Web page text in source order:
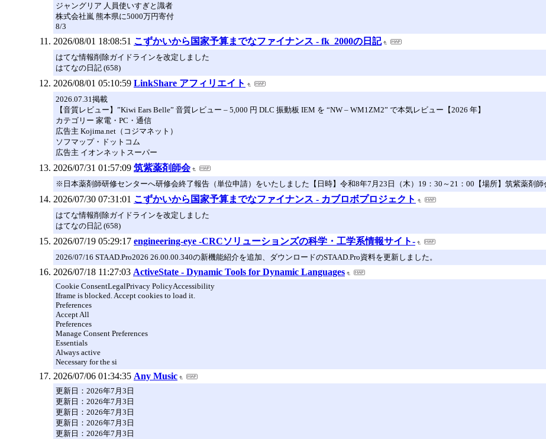
ジャングリア 人員使いすぎと識者
株式会社嵐 熊本県に5000万円寄付
8/3
2026/08/01 18:08:51 こずかいから国家予算までなファイナンス - fk_2000の日記
はてな情報削除ガイドラインを改定しました
はてなの日記 (658)
2026/08/01 05:10:59 LinkShare アフィリエイト
2026.07.31掲載
【音質レビュー】”Kiwi Ears Belle” 音質レビュー – 5,000 円 DLC 振動板 IEM を “NW – WM1ZM2” で本気レビュー【2026 年】
カテゴリー 家電・PC・通信
広告主 Kojima.net（コジマネット）
ソフマップ・ドットコム
広告主 イオンネットスーパー
2026/07/31 01:57:09 筑紫薬剤師会
※日本薬剤師研修センターへ研修会終了報告（単位申請）をいたしました【日時】令和8年7月23日（木）19：30～21：00【場所】筑紫薬剤師
2026/07/30 07:31:01 こずかいから国家予算までなファイナンス - カブロボプロジェクト
はてな情報削除ガイドラインを改定しました
はてなの日記 (658)
2026/07/19 05:29:17 engineering-eye -CRCソリューションズの科学・工学系情報サイト-
2026/07/16 STAAD.Pro2026 26.00.00.340の新機能紹介を追加、ダウンロードのSTAAD.Pro資料を更新しました。
2026/07/18 11:27:03 ActiveState - Dynamic Tools for Dynamic Languages
Cookie ConsentLegalPrivacy PolicyAccessibility
Iframe is blocked. Accept cookies to load it.
Preferences
Accept All
Preferences
Manage Consent Preferences
Essentials
Always active
Necessary for the si
2026/07/06 01:34:35 Any Music
更新日：2026年7月3日
更新日：2026年7月3日
更新日：2026年7月3日
更新日：2026年7月3日
更新日：2026年7月3日